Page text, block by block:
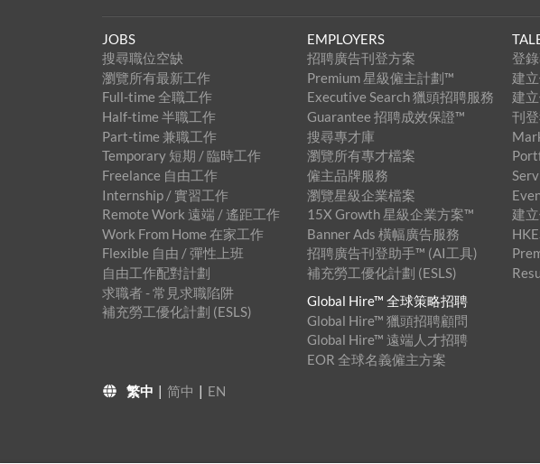
JOBS
搜尋職位空缺
瀏覽所有最新工作
Full-time 全職工作
Half-time 半職工作
Part-time 兼職工作
Temporary 短期 / 臨時工作
Freelance 自由工作
Internship / 實習工作
Remote Work 遠端 / 遙距工作
Work From Home 在家工作
Flexible 自由 / 彈性上班
自由工作配對計劃
求職者 - 常見求職陷阱
補充勞工優化計劃 (ESLS)
EMPLOYERS
招聘廣告刊登方案
Premium 星級僱主計劃™
Executive Search 獵頭招聘服務
Guarantee 招聘成效保證™
搜尋專才庫
瀏覽所有專才檔案
僱主品牌服務
瀏覽星級企業檔案
15X Growth 星級企業方案™
Banner Ads 橫幅廣告服務
招聘廣告刊登助手™ (AI工具)
補充勞工優化計劃 (ESLS)
Global Hire™ 全球策略招聘
Global Hire™ 獵頭招聘顧問
Global Hire™ 遠端人才招聘
EOR 全球名義僱主方案
登
建
建
刊
建
繁中 | 简中 | EN